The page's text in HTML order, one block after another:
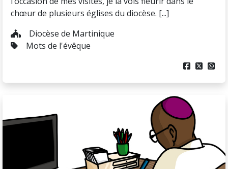
chœur de plusieurs églises du diocèse. [...]
Diocèse de Martinique
Mots de l'évêque
  